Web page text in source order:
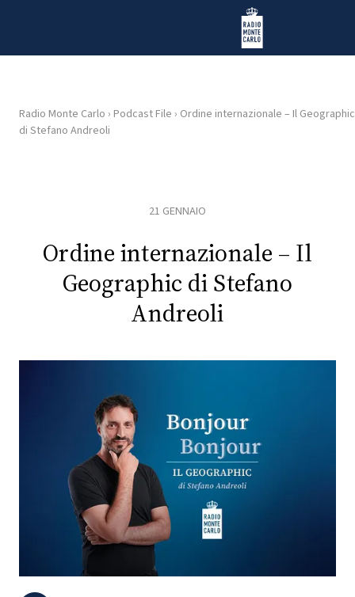
Radio Monte Carlo
HOME
RADIO
PLAYLIST
CONCORSI
EVENTI
TV
Radio Monte Carlo › Podcast File › Ordine internazionale – Il Geographic
di Stefano Andreoli
21 GENNAIO
Ordine internazionale – Il
Geographic di Stefano
Andreoli